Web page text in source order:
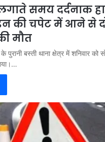
समय दर्दनाक
की चपेट में आने से
मौत
के पुरानी बस्ती थाना क्षेत्र में शनिवार